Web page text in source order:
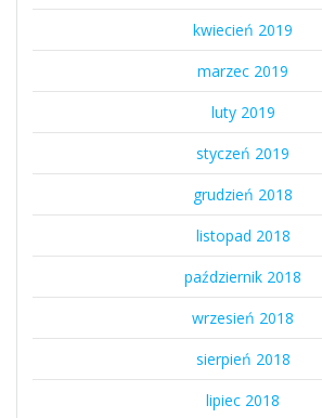
kwiecień 2019
marzec 2019
luty 2019
styczeń 2019
grudzień 2018
listopad 2018
październik 2018
wrzesień 2018
sierpień 2018
lipiec 2018